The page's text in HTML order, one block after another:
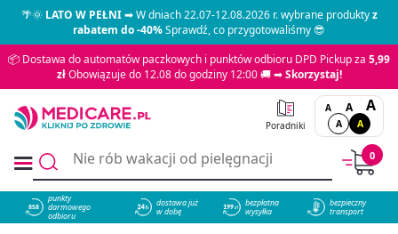
🌴🌞LATO W PEŁNI➡ W dniach 22.07-12.08.2026 r. wybrane produktyz
rabatem do -40%Sprawdź, co przygotowaliśmy 😎
📦 Dostawa do automatów paczkowych i punktów odbioru DPD Pickup za 5,99
złObowiązuje do 12.08 do godziny 12:00 🚚 ➡Skorzystaj!
Poradniki
A A A
A A
0
858
punkty
darmowego
odbioru
dostawa już
w dobę
bezpłatna
wysyłka
bezpieczny
transport